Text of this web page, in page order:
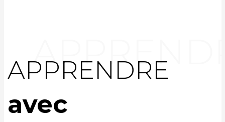
APPRENDRE
avec